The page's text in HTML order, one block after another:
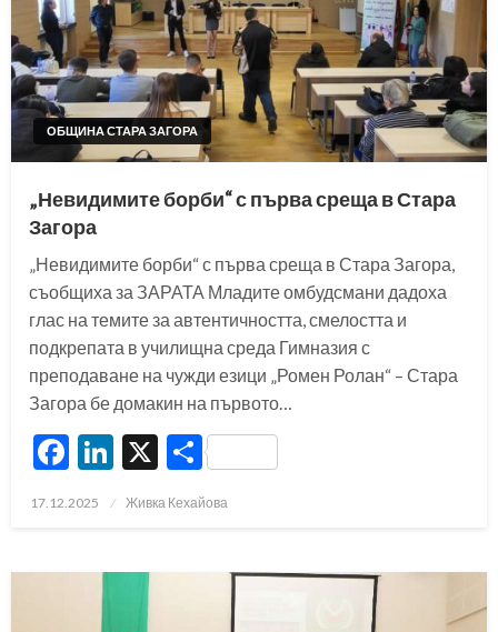
ОБЩИНА СТАРА ЗАГОРА
„Невидимите борби“ с първа среща в Стара
Загора
„Невидимите борби“ с първа среща в Стара Загора,
съобщиха за ЗАРАТА Младите омбудсмани дадоха
глас на темите за автентичността, смелостта и
подкрепата в училищна среда Гимназия с
преподаване на чужди езици „Ромен Ролан“ – Стара
Загора бе домакин на първото…
Facebook
LinkedIn
X Share
Posted
17.12.2025 Живка Кехайова